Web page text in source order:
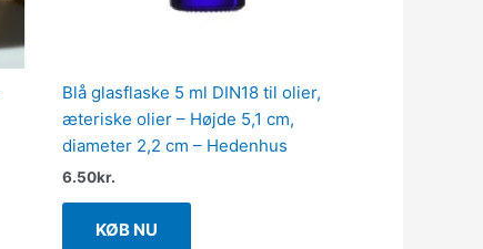
Blå glasflaske 5 ml DIN18 til olier,
æteriske olier – Højde 5,1 cm,
diameter 2,2 cm – Hedenhus
6.50kr.
KØB NU